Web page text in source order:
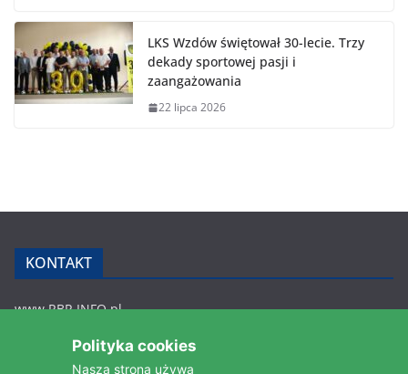
LKS Wzdów świętował 30-lecie. Trzy
dekady sportowej pasji i
zaangażowania
22 lipca 2026
KONTAKT
www.RBR.INFO.pl
36-200 BrzozówPolityka cookies
Nasza strona używa